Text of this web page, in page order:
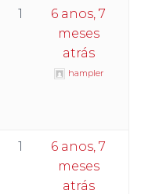
1
6 anos, 7
meses
atrás
hampler
1
6 anos, 7
meses
atrás